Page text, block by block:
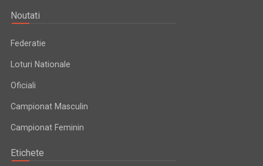
Noutati
Federatie
Loturi Nationale
Oficiali
Campionat Masculin
Campionat Feminin
Etichete